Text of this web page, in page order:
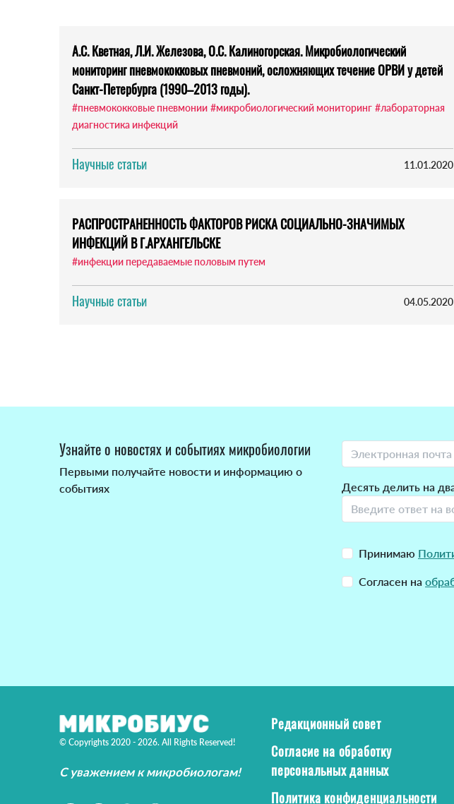
А.С. Кветная, Л.И. Железова, О.С. Калиногорская. Микробиологический
мониторинг пневмококковых пневмоний, осложняющих течение ОРВИ у детей
Санкт-Петербурга (1990–2013 годы).
#пневмококковые пневмонии #микробиологический мониторинг #лабораторная
диагностика инфекций
Научные статьи 11.01.2020
РАСПРОСТРАНЕННОСТЬ ФАКТОРОВ РИСКА СОЦИАЛЬНО-ЗНАЧИМЫХ
ИНФЕКЦИЙ В Г.АРХАНГЕЛЬСКЕ
#инфекции передаваемые половым путем
Научные статьи 04.05.2020
Узнайте о новостях и событиях микробиологии
Первыми получайте новости и информацию о
событиях
Десять делить на
Принимаю
Согласен на
© Copyrights 2020 - 2026. All Rights Reserved!
С уважением к микробиологам!
Редакционный совет
Согласие на обработку
персональных данных
Политика конфиденциальности